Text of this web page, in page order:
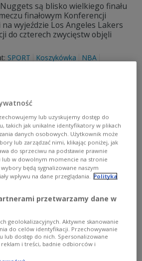
są blisko wielkiego finału
finałowym Konferencji
wyjeździe Los Angeles Lakers
do czterech zwycięstw objęli
SPORT Koszykówka
NBA
znowu lepsi od Lakers.
czwartej kwarcie
Nuggets ponownie pokonali u
tym razem 108:103 w drugim
Zachodniej ligi NBA.
i w rywalizacji do czterech
lub uzyskujemy dostęp do
takich jak unikalne identyfikatory w plikach
danych osobowych. Użytkownik może
lub zarządzać nimi, klikając poniżej, jak
do sprzeciwu na podstawie prawnie
lub w dowolnym momencie na stronie
będą sygnalizowane naszym
wpływu na dane przeglądania.
Polityka
przetwarzamy dane w
geolokalizacyjnych. Aktywne skanowanie
do celów identyfikacji. Przechowywanie
lub dostęp do nich. Spersonalizowane
i treści, badnie odbiorców i